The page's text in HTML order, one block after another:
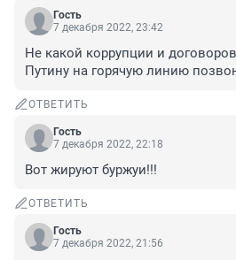
Гость
7 декабря 2022, 23:42
Не какой коррупции и
Путину на горячую линию
ОТВЕТИТЬ
Гость
7 декабря 2022, 22:18
Вот жируют буржуи!!!
ОТВЕТИТЬ
Гость
7 декабря 2022, 21:56